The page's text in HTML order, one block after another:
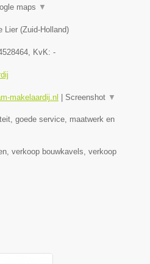
maps ▼
Lier (Zuid-Holland)
, KvK: -
makelaardij.nl Screenshot ▼
goede service, maatwerk en
verkoop bouwkavels, verkoop